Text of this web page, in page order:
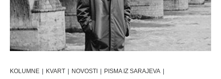
KOLUMNE | KVART | NOVOSTI | PISMA IZ SARAJEVA |